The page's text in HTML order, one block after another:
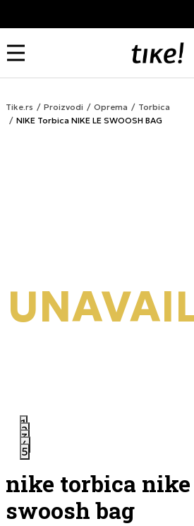
Tike.rs Proizvodi Oprema
Torbica
NIKE Torbica NIKE LE SWOOSH BAG
1
2
3
4
5
nike torbica
swoosh bag